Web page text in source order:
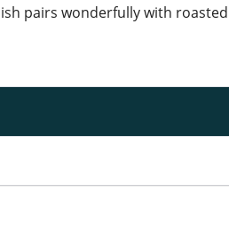
pairs wonderfully with